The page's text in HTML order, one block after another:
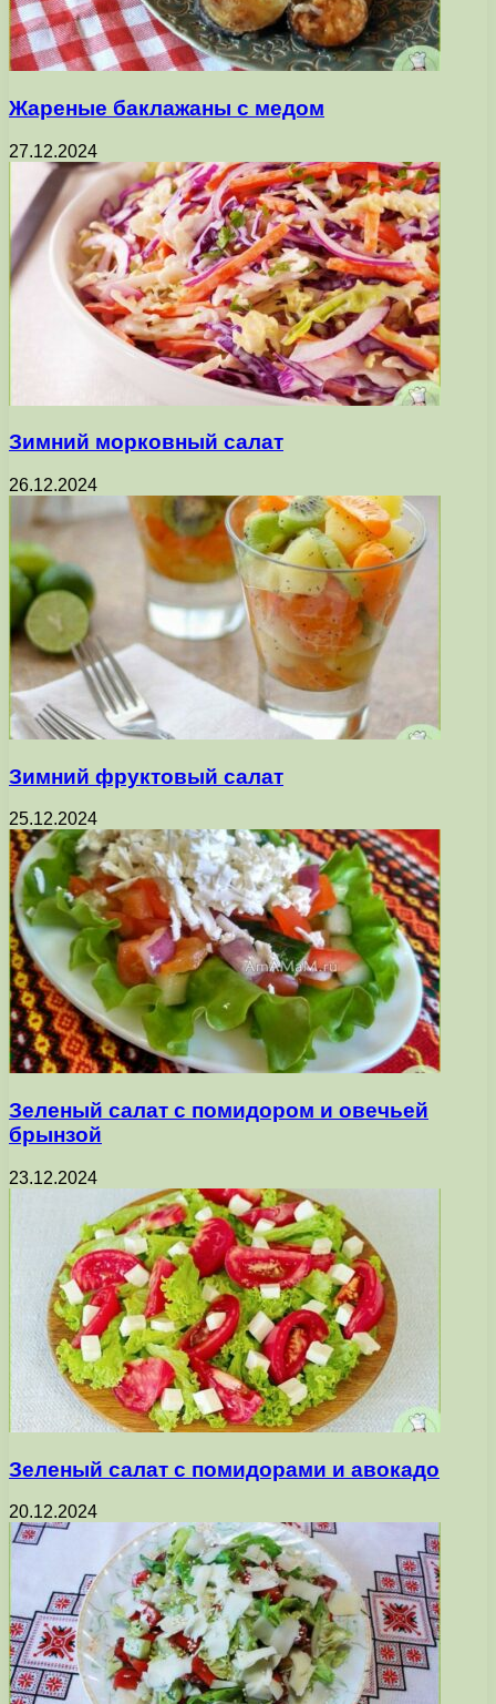
Жареные баклажаны с медом
27.12.2024
Зимний морковный салат
26.12.2024
Зимний фруктовый салат
25.12.2024
Зеленый салат с помидором и овечьей
брынзой
23.12.2024
Зеленый салат с помидорами и авокадо
20.12.2024